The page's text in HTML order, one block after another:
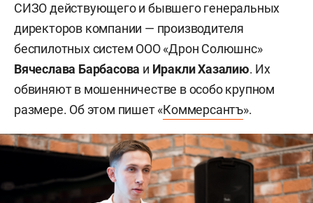
СИЗО действующего и бывшего генеральных
директоров компании — производителя
беспилотных систем ООО «Дрон Солюшнс»
Вячеслава Барбасова и Иракли Хазалию. Их
обвиняют в мошенничестве в особо крупном
размере. Об этом пишет «Коммерсантъ».